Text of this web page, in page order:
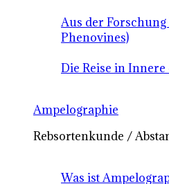
Aus der
Phenovines)
Die Reise in Innere
Ampelographie
Rebsortenkunde /
Was ist